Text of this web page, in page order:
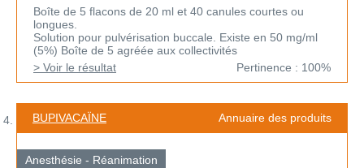
Boîte de 5 flacons de 20 ml et 40 canules courtes ou
longues.
Solution pour pulvérisation buccale. Existe en 50 mg/ml
(5%) Boîte de 5 agréée aux collectivités
> Voir le résultat
Pertinence : 100%
BUPIVACAÏNE Annuaire des produits
Anesthésie - Réanimation